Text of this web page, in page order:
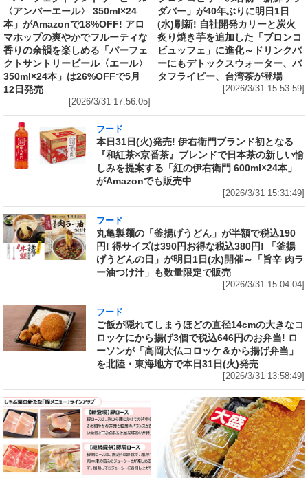
〈アンバーエール〉 350ml×24
本」がAmazonで18%OFF! アロ
マホップの爽やかでフルーティな
香りの余韻を楽しめる「パーフェ
クトサントリービール〈エール〉
350ml×24本」は26%OFFで5月
12日発売
[2026/3/31 17:56:05]
ダバー」が40年ぶりに明日1日
(水)刷新! 自社開発カリーと炭火
炙り焼き芋を追加した「ブロンコ
ビュッフェ」に進化～ドリンクバ
ーにもデトックスウォーター、バ
タフライピー、台湾茶が登場
[2026/3/31 15:53:59]
フード
本日31日(火)発売! 伊右衛門ブランド初となる
『和紅茶×京番茶』ブレンドで日本茶の新しい愉
しみを提案する「紅の伊右衛門 600ml×24本」
がAmazonでも販売中
[2026/3/31 15:31:49]
フード
丸亀製麺の「釜揚げうどん」が半額で税込190
円! 得サイズは390円お得な税込380円! 「釜揚
げうどんの日」が明日1日(水)開催～「旨辛 肉ラ
ー油つけ汁」も数量限定で販売
[2026/3/31 15:04:04]
フード
ご飯が隠れてしまうほどの直径14cmの大きなコ
ロッケにから揚げ3個で税込646円のお弁当! ロ
ーソンが「高岡大仏コロッケ＆から揚げ弁当」
を北陸・東海地方で本日31日(火)発売
[2026/3/31 13:58:49]